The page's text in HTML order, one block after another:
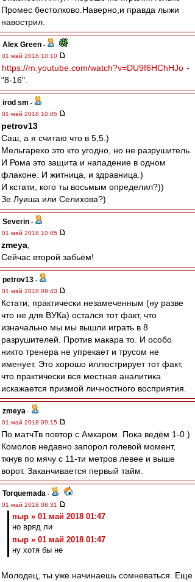
Промес бестолково.Наверно,и правда лыжи
навострил.
Alex Green -
01 май 2018 10:10
https://m.youtube.com/watch?v=DU9f6HChHJo -
"8-16".
irod sm -
01 май 2018 10:05
petrov13
Саш, а я считаю что в 5,5.)
Мельгарехо это кто угодно, но не разрушитель.
И Рома это защита и нападение в одном
флаконе. И житница, и здравница.)
И кстати, кого ты восьмым определил?))
Зе Луиша или Селихова?)
Severin -
01 май 2018 10:05
zmeya
Сейчас второй забьём!
petrov13 -
01 май 2018 09:43
Кстати, практически незамеченным (ну разве
что не для ВУКа) остался тот факт, что
изначально мы мы вышли играть в 8
разрушителей. Против макара то. И особо
никто тренера не упрекает и трусом не
именует. Это хорошо иллюстрирует тот факт,
что практически вся местная аналитика
искажается призмой личностного восприятия.
zmeya -
01 май 2018 09:15
По матчТв повтор с Амкаром. Пока ведём 1-0 )
Комолов недавно запорол голевой момент,
ткнув по мячу с 11-ти метров левее и выше
ворот. Заканчивается первый тайм.
Torquemada -
01 май 2018 08:31
пыр » 01 май 2018 01:47
но вряд ли
пыр » 01 май 2018 01:47
ну хотя бы не
Молодец, ты уже начинаешь сомневаться. Еще